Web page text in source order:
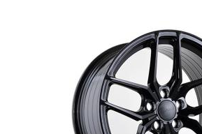
korostaa, että nämä vanteet
uskomattoman hyvän
niiden hintaan. Edistynyt Flow
tuotantotekniikka tekee vanteista
että kevyempiä kuin tavalliset
Tämän huomaat ajaessasi ABS